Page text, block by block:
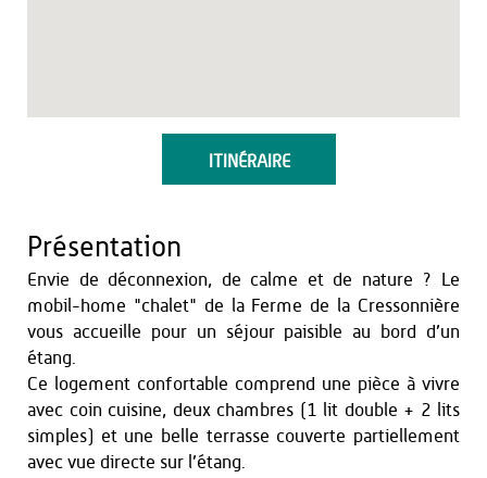
ITINÉRAIRE
Présentation
Envie de déconnexion, de calme et de nature ? Le
mobil-home "chalet" de la Ferme de la Cressonnière
vous accueille pour un séjour paisible au bord d’un
étang.
Ce logement confortable comprend une pièce à vivre
avec coin cuisine, deux chambres (1 lit double + 2 lits
simples) et une belle terrasse couverte partiellement
avec vue directe sur l’étang.